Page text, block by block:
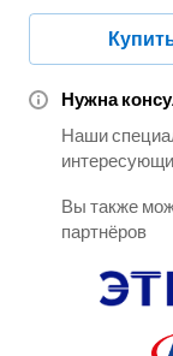
Нужна
Наши
Вы также
партнёров